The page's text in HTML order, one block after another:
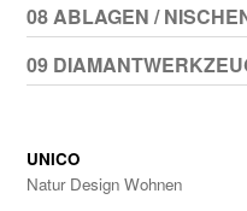
08 ABLAGEN /
09
UNICO
Natur Design Wohnen